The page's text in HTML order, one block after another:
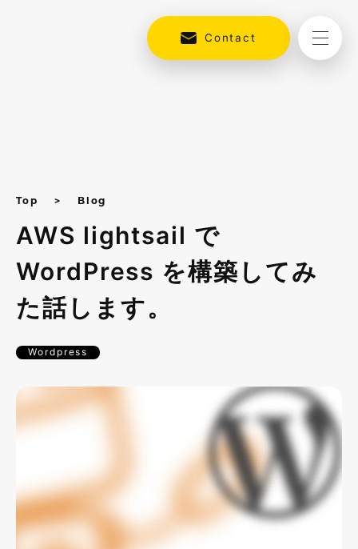
Contact
Top Blog
AWS lightsail で
WordPress を構築してみ
た話します。
Wordpress